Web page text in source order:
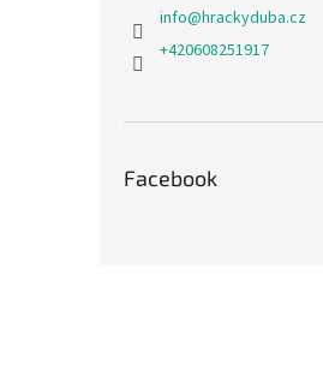
info@hrackyduba.cz
+420608251917
Facebook